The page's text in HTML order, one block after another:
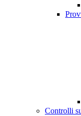
Controlli